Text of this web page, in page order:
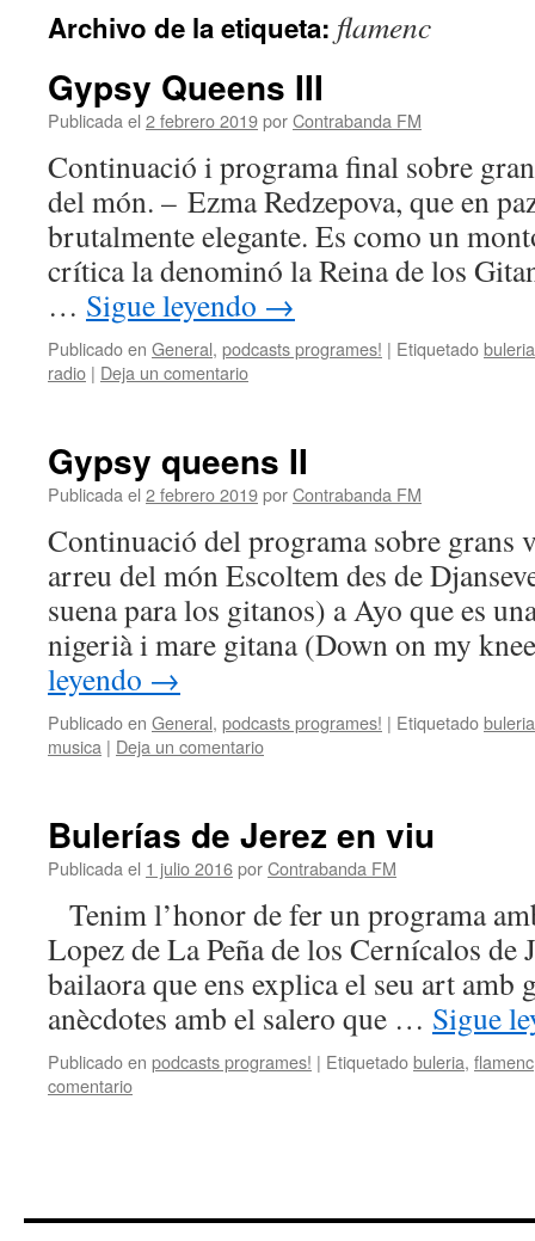
Archivo de la etiqueta: flamenc
Gypsy Queens III
Publicada el 2 febrero 2019porContrabanda FM
Continuació i programa final sobre
del món. – Ezma Redzepova, que en
brutalmente elegante. Es como un
crítica la denominó la Reina de los
… Sigue leyendo →
Publicado en General, podcasts programes! | Etiquetadobuleria
radio | Deja un comentario
Gypsy queens II
Publicada el 2 febrero 2019porContrabanda FM
Continuació del programa sobre grans
arreu del món Escoltem des de
suena para los gitanos) a Ayo que es
nigerià i mare gitana (Down on my
leyendo →
Publicado en General, podcasts programes! | Etiquetadobuleria
musica | Deja un comentario
Bulerías de Jerez en viu
Publicada el 1 julio 2016porContrabanda FM
Tenim l’honor de fer un programa
Lopez de La Peña de los Cernícalos de
bailaora que ens explica el seu art amb
anècdotes amb el salero que … Sigue
Publicado en podcasts programes! | Etiquetadobuleria, flamenc
comentario